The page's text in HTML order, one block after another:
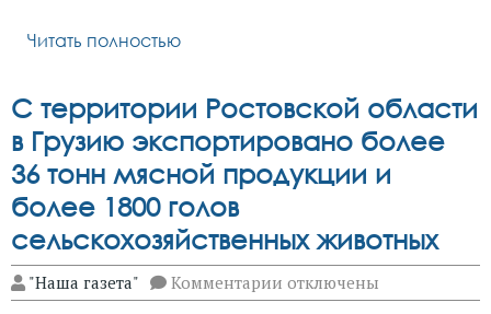
Читать полностью
С территории Ростовской области
в Грузию экспортировано более
36 тонн мясной продукции и
более 1800 голов
сельскохозяйственных животных
"Наша газета" Комментарии к
записи
отключены